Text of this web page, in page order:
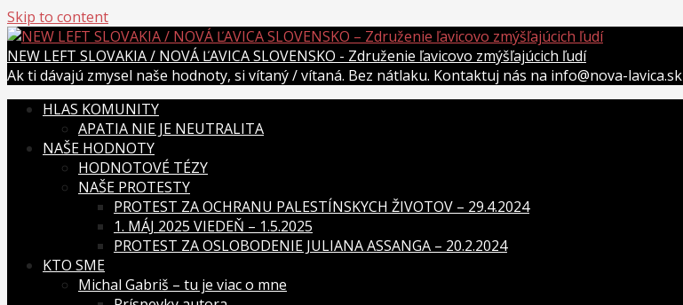
Skip to content
NEW LEFT SLOVAKIA / NOVÁ ĽAVICA SLOVENSKO - Združenie ľavicovo zmýšľajúcich ľudí
Ak ti dávajú zmysel naše hodnoty, si vítaný / vítaná. Bez nátlaku. Kontaktuj nás na info@nova-lavica.sk
HLAS KOMUNITY
APATIA NIE JE NEUTRALITA
NAŠE HODNOTY
HODNOTOVÉ TÉZY
NAŠE PROTESTY
PROTEST ZA OCHRANU PALESTÍNSKYCH ŽIVOTOV – 29.4.2024
1. MÁJ 2025 VIEDEŇ – 1.5.2025
PROTEST ZA OSLOBODENIE JULIANA ASSANGA – 20.2.2024
KTO SME
Michal Gabriš – tu je viac o mne